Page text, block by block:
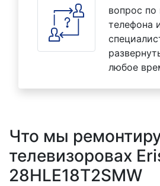
вопрос
телефона
любое
Что мы
телевизоровах
28HLE18T2SMW